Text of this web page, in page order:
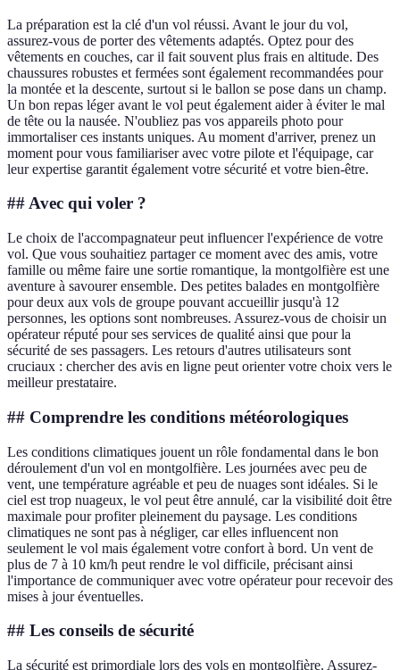
La préparation est la clé d'un vol réussi. Avant le jour du vol,
assurez-vous de porter des vêtements adaptés. Optez pour des
vêtements en couches, car il fait souvent plus frais en altitude. Des
chaussures robustes et fermées sont également recommandées pour
la montée et la descente, surtout si le ballon se pose dans un champ.
Un bon repas léger avant le vol peut également aider à éviter le mal
de tête ou la nausée. N'oubliez pas vos appareils photo pour
immortaliser ces instants uniques. Au moment d'arriver, prenez un
moment pour vous familiariser avec votre pilote et l'équipage, car
leur expertise garantit également votre sécurité et votre bien-être.
## Avec qui voler ?
Le choix de l'accompagnateur peut influencer l'expérience de votre
vol. Que vous souhaitiez partager ce moment avec des amis, votre
famille ou même faire une sortie romantique, la montgolfière est une
aventure à savourer ensemble. Des petites balades en montgolfière
pour deux aux vols de groupe pouvant accueillir jusqu'à 12
personnes, les options sont nombreuses. Assurez-vous de choisir un
opérateur réputé pour ses services de qualité ainsi que pour la
sécurité de ses passagers. Les retours d'autres utilisateurs sont
cruciaux : chercher des avis en ligne peut orienter votre choix vers le
meilleur prestataire.
## Comprendre les conditions météorologiques
Les conditions climatiques jouent un rôle fondamental dans le bon
déroulement d'un vol en montgolfière. Les journées avec peu de
vent, une température agréable et peu de nuages sont idéales. Si le
ciel est trop nuageux, le vol peut être annulé, car la visibilité doit être
maximale pour profiter pleinement du paysage. Les conditions
climatiques ne sont pas à négliger, car elles influencent non
seulement le vol mais également votre confort à bord. Un vent de
plus de 7 à 10 km/h peut rendre le vol difficile, précisant ainsi
l'importance de communiquer avec votre opérateur pour recevoir des
mises à jour éventuelles.
## Les conseils de sécurité
La sécurité est primordiale lors des vols en montgolfière. Assurez-